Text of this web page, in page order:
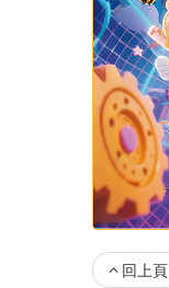
回上頁